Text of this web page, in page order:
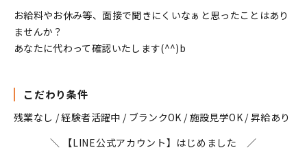
お給料やお休み等、面接で聞きにくいなぁと思ったことはあり
ませんか？
あなたに代わって確認いたします(^^)b
こだわり条件
残業なし / 経験者活躍中 / ブランクOK / 施設見学OK / 昇給あり
＼ 【LINE公式アカウント】はじめました ／